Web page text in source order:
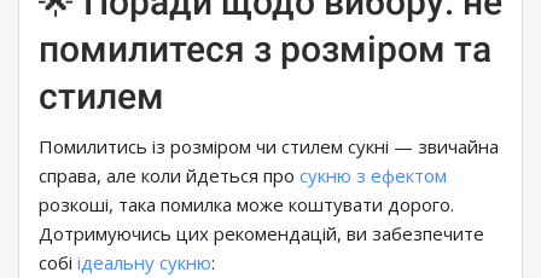
помилитеся з розміром та
стилем
Помилитись із розміром чи стилем сукні — звичайна
справа, але коли йдеться про сукню з ефектом
розкоші, така помилка може коштувати дорого.
Дотримуючись цих рекомендацій, ви забезпечите
собі ідеальну сукню: